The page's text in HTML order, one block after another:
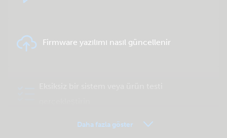
Firmware yazılımı nasıl güncellenir
Daha fazla göster